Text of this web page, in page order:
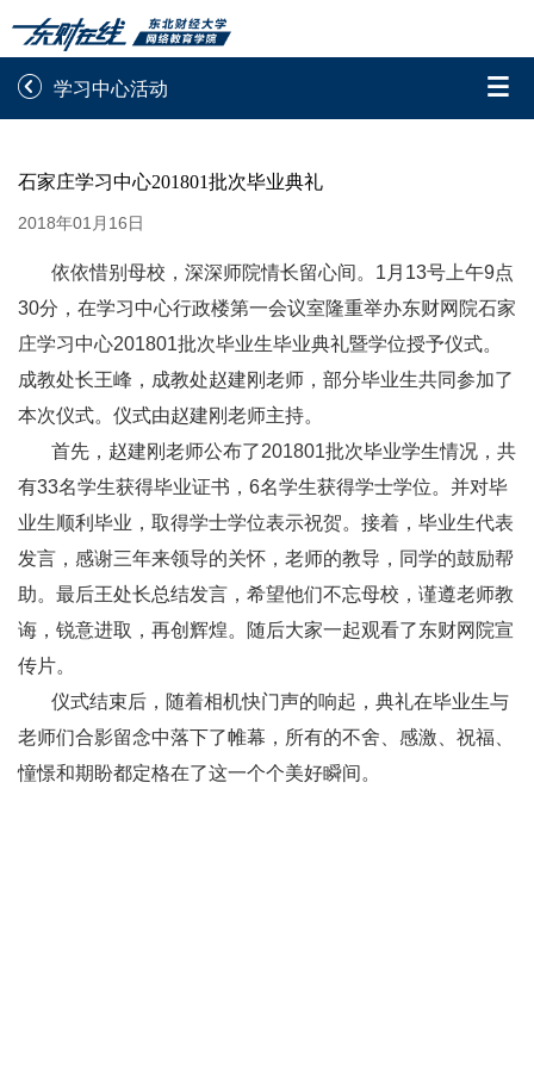

 学习中心活动
学籍查询 学生证查询打印
学籍相关申请 论文综合评定系统
信息确认及测试
重置密码
石家庄学习中心201801批次毕业典礼
2018年01月16日
依依惜别母校，深深师院情长留心间。1月13号上午9点
30分，在学习中心行政楼第一会议室隆重举办东财网院石家
庄学习中心201801批次毕业生毕业典礼暨学位授予仪式。
成教处长王峰，成教处赵建刚老师，部分毕业生共同参加了
本次仪式。仪式由赵建刚老师主持。
首先，赵建刚老师公布了201801批次毕业学生情况，共
有33名学生获得毕业证书，6名学生获得学士学位。并对毕
业生顺利毕业，取得学士学位表示祝贺。接着，毕业生代表
发言，感谢三年来领导的关怀，老师的教导，同学的鼓励帮
助。最后王处长总结发言，希望他们不忘母校，谨遵老师教
诲，锐意进取，再创辉煌。随后大家一起观看了东财网院宣
传片。
仪式结束后，随着相机快门声的响起，典礼在毕业生与
老师们合影留念中落下了帷幕，所有的不舍、感激、祝福、
憧憬和期盼都定格在了这一个个美好瞬间。